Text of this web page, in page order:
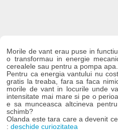
Morile de vant erau puse in
o transformau in energie
cerealele sau pentru a pompa apa.
Pentru ca energia vantului nu
gratis la treaba, fara sa faca
morile de vant in locurile unde
intensitate mai mare si pe o
e sa munceasca altcineva
schimb?
Olanda este tara care a devenit
:deschide curiozitatea